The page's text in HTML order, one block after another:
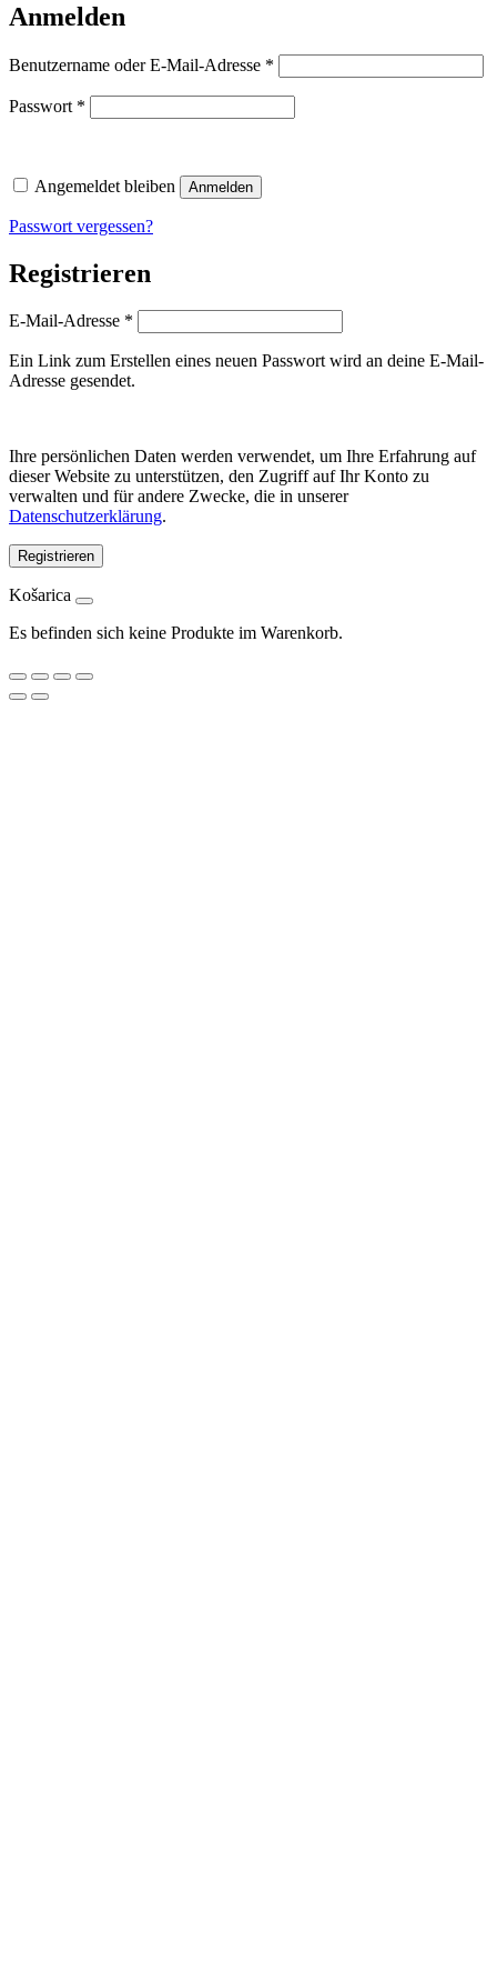
Anmelden
Benutzername oder E-Mail-Adresse *
Passwort *
Angemeldet bleiben Anmelden
Passwort vergessen?
Registrieren
E-Mail-Adresse *
Ein Link zum Erstellen eines neuen Passwort wird an deine E-Mail-
Adresse gesendet.
Ihre persönlichen Daten werden verwendet, um Ihre Erfahrung auf
dieser Website zu unterstützen, den Zugriff auf Ihr Konto zu
verwalten und für andere Zwecke, die in unserer
Datenschutzerklärung.
Registrieren
Košarica
Es befinden sich keine Produkte im Warenkorb.